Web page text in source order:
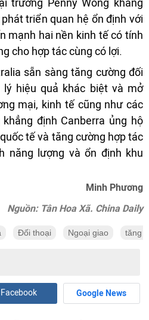
trưởng Penny Wong khẳng
triển quan hệ ổn định với
mạnh hai nền kinh tế có tính
cho hợp tác cùng có lợi.
sẵn sàng tăng cường đối
hiệu quả khác biệt và mở
mại, kinh tế cũng như các
định Canberra ủng hộ
tế và tăng cường hợp tác
năng lượng và ổn định khu
Minh Phương
Nguồn: Tân Hoa Xã. China Daily
Đối thoại Ngoại giao tăng
Google News